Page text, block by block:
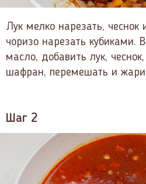
Лук мелко нарезать, чеснок
чоризо нарезать кубиками.
масло, добавить лук,
шафран, перемешать и
Шаг 2